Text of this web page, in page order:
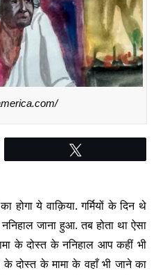
ये वाक़िया. गर्मियों के दिन थे
जाना हुआ. तब होता था ऐसा
के दोस्त के ननिहाल आप कहीं भी
दोस्त के मामा के वहाँ भी जाने का